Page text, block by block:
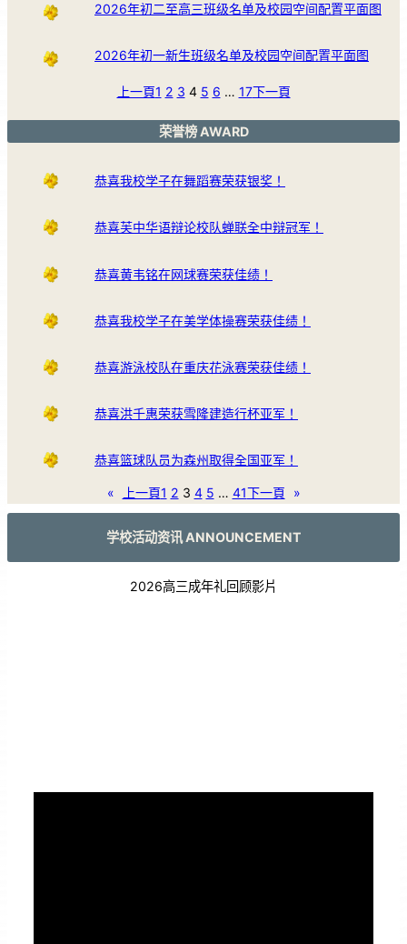
2026年初二至高三班级名单及校园空间配置平面图
2026年初一新生班级名单及校园空间配置平面图
上一頁1 2 3 4 5 6 … 17下一頁
荣誉榜 AWARD
恭喜我校学子在舞蹈赛荣获银奖！
恭喜芙中华语辩论校队蝉联全中辩冠军！
恭喜黄韦铭在网球赛荣获佳绩！
恭喜我校学子在美学体操赛荣获佳绩！
恭喜游泳校队在重庆花泳赛荣获佳绩！
恭喜洪千惠荣获雪隆建造行杯亚军！
恭喜篮球队员为森州取得全国亚军！
« 上一頁1 2 3 4 5 … 41下一頁 »
学校活动资讯 ANNOUNCEMENT
2026高三成年礼回顾影片